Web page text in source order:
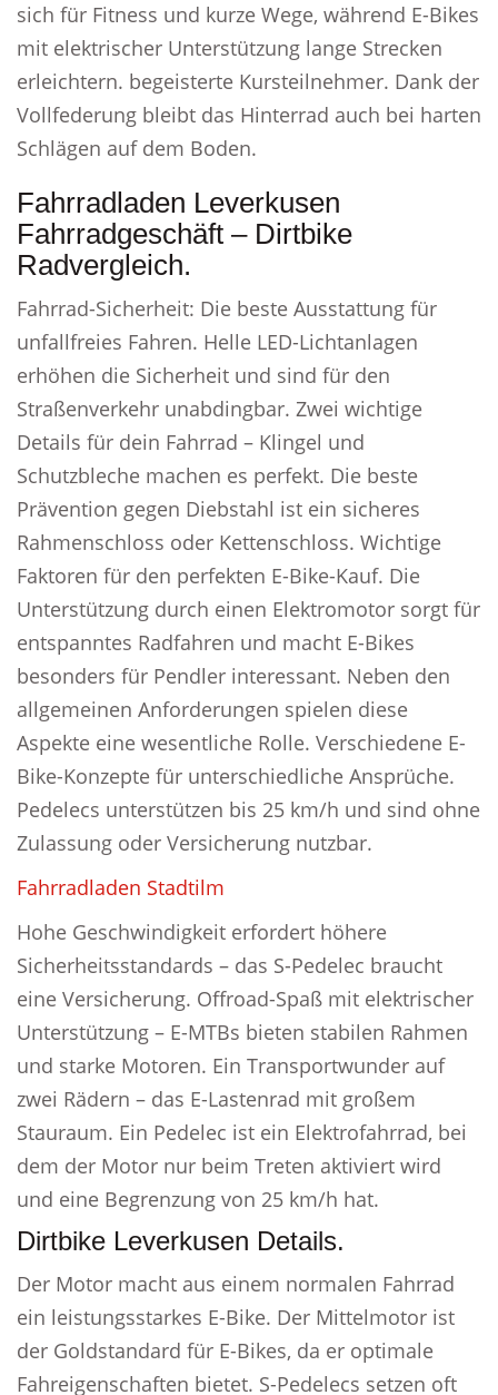
sich für Fitness und kurze Wege, während E-Bikes
mit elektrischer Unterstützung lange Strecken
erleichtern. begeisterte Kursteilnehmer. Dank der
Vollfederung bleibt das Hinterrad auch bei harten
Schlägen auf dem Boden.
Fahrradladen Leverkusen
Fahrradgeschäft – Dirtbike
Radvergleich.
Fahrrad-Sicherheit: Die beste Ausstattung für
unfallfreies Fahren. Helle LED-Lichtanlagen
erhöhen die Sicherheit und sind für den
Straßenverkehr unabdingbar. Zwei wichtige
Details für dein Fahrrad – Klingel und
Schutzbleche machen es perfekt. Die beste
Prävention gegen Diebstahl ist ein sicheres
Rahmenschloss oder Kettenschloss. Wichtige
Faktoren für den perfekten E-Bike-Kauf. Die
Unterstützung durch einen Elektromotor sorgt für
entspanntes Radfahren und macht E-Bikes
besonders für Pendler interessant. Neben den
allgemeinen Anforderungen spielen diese
Aspekte eine wesentliche Rolle. Verschiedene E-
Bike-Konzepte für unterschiedliche Ansprüche.
Pedelecs unterstützen bis 25 km/h und sind ohne
Zulassung oder Versicherung nutzbar.
Fahrradladen Stadtilm
Hohe Geschwindigkeit erfordert höhere
Sicherheitsstandards – das S-Pedelec braucht
eine Versicherung. Offroad-Spaß mit elektrischer
Unterstützung – E-MTBs bieten stabilen Rahmen
und starke Motoren. Ein Transportwunder auf
zwei Rädern – das E-Lastenrad mit großem
Stauraum. Ein Pedelec ist ein Elektrofahrrad, bei
dem der Motor nur beim Treten aktiviert wird
und eine Begrenzung von 25 km/h hat.
Dirtbike Leverkusen Details.
Der Motor macht aus einem normalen Fahrrad
ein leistungsstarkes E-Bike. Der Mittelmotor ist
der Goldstandard für E-Bikes, da er optimale
Fahreigenschaften bietet. S-Pedelecs setzen oft